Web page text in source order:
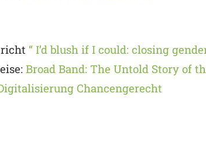
“ I’d blush if I could: closing
Broad Band: The Untold Story of
Chancengerecht